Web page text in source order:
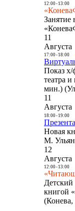
12:00- 13:00
Занятие
11
Августа
17:00- 18:00
Показ
театра
мин.)
11
Августа
18:00- 19:00
Новая
М.
12
Августа
12:00- 13:00
Детский
книгой
(Конева,